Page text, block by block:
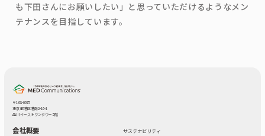
も下田さんにお願いしたい」と思っていただけるようなメン
テナンスを目指しています。
〒108-0075
東京都港区港南2-16-1
品川イーストワンタワー 5階
会社概要 サステナビリティ